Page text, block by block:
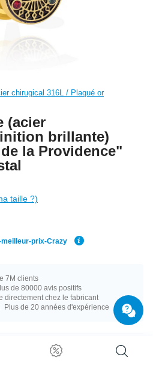
chirugical 316L / Plaqué or
(acier
brillante)
la Providence"
taille ?)
prix-Crazy
7M clients
de 80000 avis positifs
directement chez le fabricant
Plus de 20 années d'expérience